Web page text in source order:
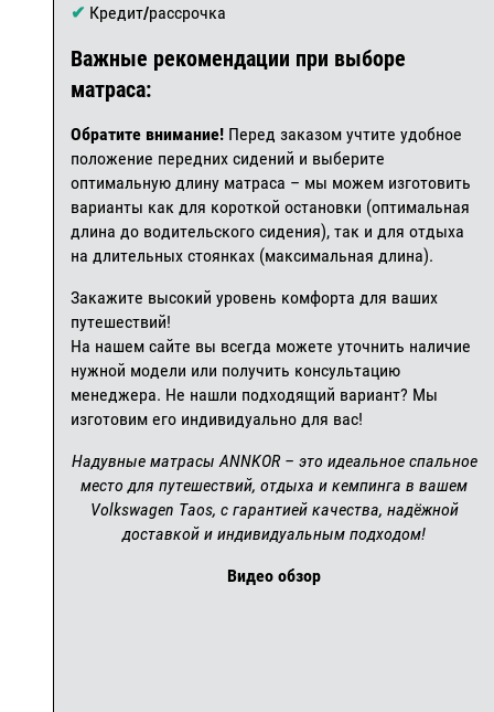
✔ Кредит/рассрочка
Важные рекомендации при выборе
матраса:
Обратите внимание! Перед заказом учтите удобное
положение передних сидений и выберите
оптимальную длину матраса – мы можем изготовить
варианты как для короткой остановки (оптимальная
длина до водительского сидения), так и для отдыха
на длительных стоянках (максимальная длина).
Закажите высокий уровень комфорта для ваших
путешествий!
На нашем сайте вы всегда можете уточнить наличие
нужной модели или получить консультацию
менеджера. Не нашли подходящий вариант? Мы
изготовим его индивидуально для вас!
Надувные матрасы ANNKOR – это идеальное спальное
место для путешествий, отдыха и кемпинга в вашем
Volkswagen Taos, с гарантией качества, надёжной
доставкой и индивидуальным подходом!
Видео обзор